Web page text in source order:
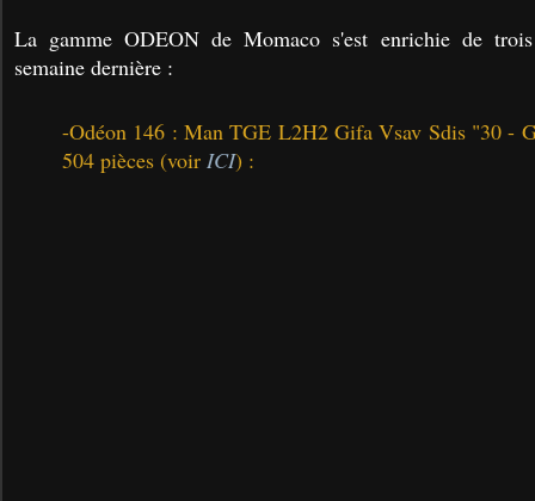
La gamme ODEON de Momaco s'est enrichie de
semaine dernière :
-Odéon 146 : Man TGE L2H2 Gifa Vsav Sdis "30 -
504 pièces (voir ICI) :